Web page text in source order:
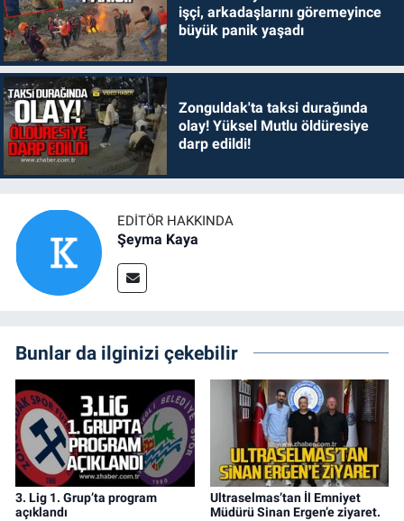
işçi, arkadaşlarını göremeyince
büyük panik yaşadı
Zonguldak'ta taksi durağında
olay! Yüksel Mutlu öldüresiye
darp edildi!
EDITÖR HAKKINDA
Şeyma Kaya
Bunlar da ilginizi çekebilir
3. Lig 1. Grup’ta program
açıklandı
Ultraselmas’tan İl Emniyet
Müdürü Sinan Ergen’e ziyaret.